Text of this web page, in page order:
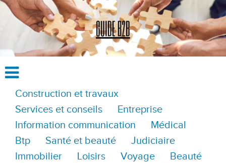
Construction et travaux
Services et conseils
Entreprise
Information communication
Médical
Btp
Santé et beauté
Judiciaire
Immobilier
Loisirs Voyage
Beauté